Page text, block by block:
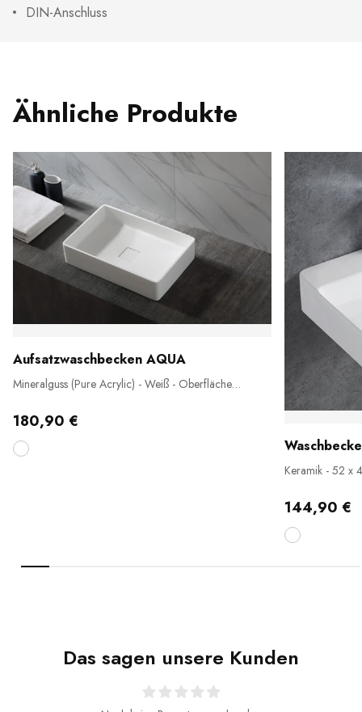
DIN-Anschluss
Ähnliche Produkte
Aufsatzwaschbecken AQUA
Mineralguss (Pure Acrylic) - Weiß - Oberfläche
180,90 €
Keramik - 52 x
144,90 €
Das sagen unsere Kunden